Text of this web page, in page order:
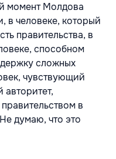
момент Молдова
в человеке, который
правительства, в
способном
сложных
чувствующий
в
думаю, что это